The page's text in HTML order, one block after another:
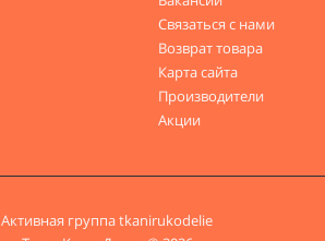
Связаться с нами
Возврат товара
Карта сайта
Производители
Акции
Активная группаtkanirukodelie